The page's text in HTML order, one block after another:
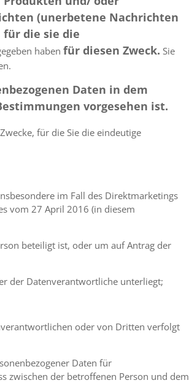
(unerbetene Nachrichten
die sie die
haben für diesen Zweck. Sie
Daten in dem
vorgesehen ist.
für die Sie die eindeutige
im Fall des Direktmarketings
vom 27 April 2016 (in diesem
beteiligt ist, oder um auf Antrag der
der Datenverantwortliche unterliegt;
oder von Dritten verfolgt
Daten für
zwischen der betroffenen Person und dem